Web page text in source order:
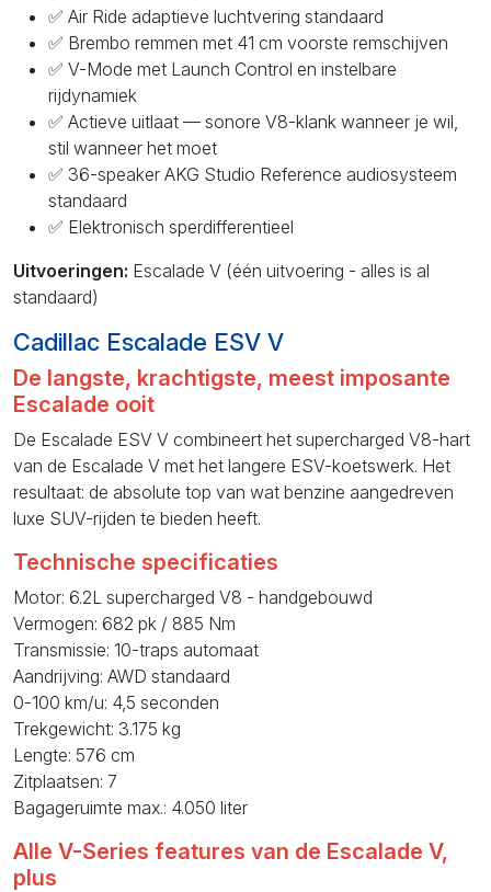
✅ Air Ride adaptieve luchtvering standaard
✅ Brembo remmen met 41 cm voorste remschijven
✅ V-Mode met Launch Control en instelbare
rijdynamiek
✅ Actieve uitlaat — sonore V8-klank wanneer je wil,
stil wanneer het moet
✅ 36-speaker AKG Studio Reference audiosysteem
standaard
✅ Elektronisch sperdifferentieel
Uitvoeringen: Escalade V (één uitvoering - alles is al
standaard)
Cadillac Escalade ESV V
De langste, krachtigste, meest imposante
Escalade ooit
De Escalade ESV V combineert het supercharged V8-hart
van de Escalade V met het langere ESV-koetswerk. Het
resultaat: de absolute top van wat benzine aangedreven
luxe SUV-rijden te bieden heeft.
Technische specificaties
Motor: 6.2L supercharged V8 - handgebouwd
Vermogen: 682 pk / 885 Nm
Transmissie: 10-traps automaat
Aandrijving: AWD standaard
0-100 km/u: 4,5 seconden
Trekgewicht: 3.175 kg
Lengte: 576 cm
Zitplaatsen: 7
Bagageruimte max.: 4.050 liter
Alle V-Series features van de Escalade V,
plus